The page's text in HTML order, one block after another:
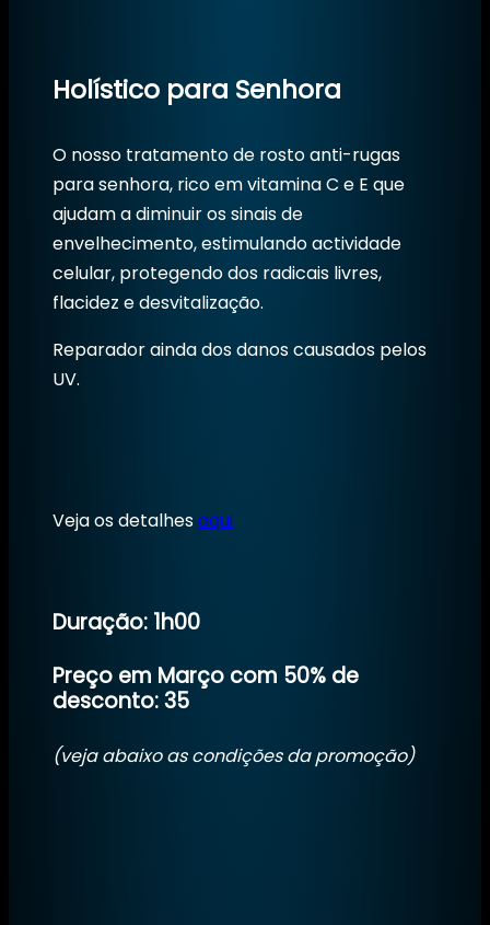
Holístico para Senhora
O nosso tratamento de rosto anti-rugas
para senhora, rico em vitamina C e E que
ajudam a diminuir os sinais de
envelhecimento, estimulando actividade
celular, protegendo dos radicais livres,
flacidez e desvitalização.
Reparador ainda dos danos causados pelos
UV.
Veja os detalhesaqui
Duração: 1h00
Preço em Março com 50% de
desconto: 35
(veja abaixo as condições da promoção)